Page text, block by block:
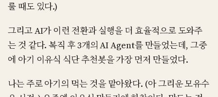
룰 때도 있다.)
그리고 AI가 이런 전환과 실행을 더 효율적으로 도와주
는 것 같다. 복직 후 3개의 AI Agent를 만들었는데, 그중
에 아기 이유식 식단 추천봇을 가장 먼저 만들었다.
나는 주로 아기의 먹는 것을 맡아왔다. (아 그리운 모유수